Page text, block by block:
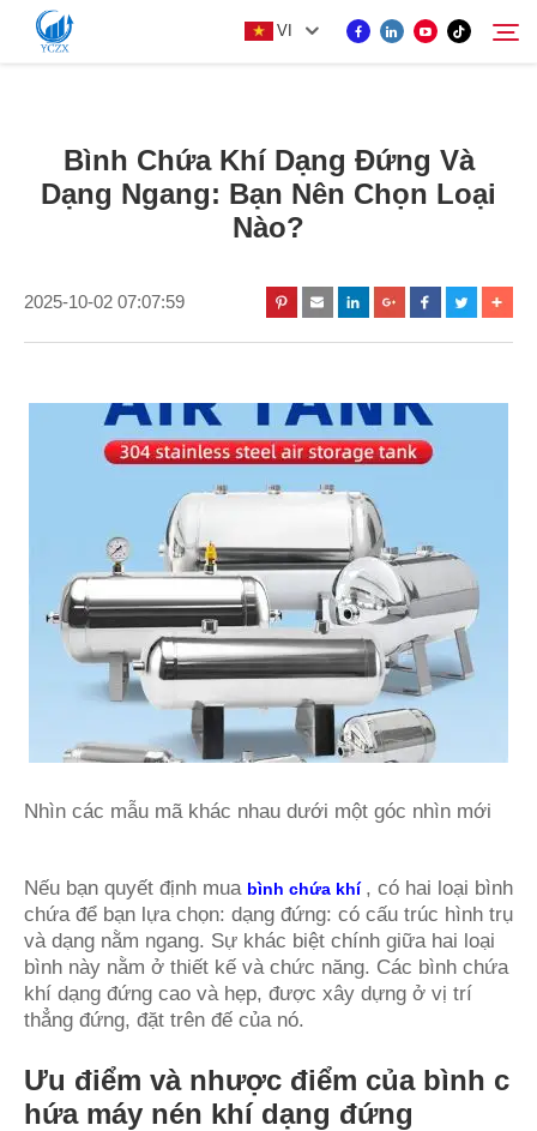
VI
SẢN PHẨM
TIN TỨC
Tìm kiếm
Bình Chứa Khí Dạng Đứng Và
Dạng Ngang: Bạn Nên Chọn Loại
Nào?
2025-10-02 07:07:59
Nhìn các mẫu mã khác nhau dưới một góc nhìn mới
Nếu bạn quyết định mua bình chứa khí , có hai loại bình
chứa để bạn lựa chọn: dạng đứng: có cấu trúc hình trụ
và dạng nằm ngang. Sự khác biệt chính giữa hai loại
bình này nằm ở thiết kế và chức năng. Các bình chứa
khí dạng đứng cao và hẹp, được xây dựng ở vị trí
thẳng đứng, đặt trên đế của nó.
Ưu điểm và nhược điểm của bình c
hứa máy nén khí dạng đứng